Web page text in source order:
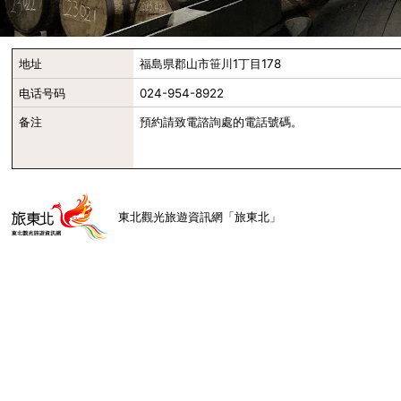
地址 福島県郡山市笹川1丁目178
电话号码 024-954-8922
备注 預約請致電諮詢處的電話號碼。
東北觀光旅遊資訊網「旅東北」